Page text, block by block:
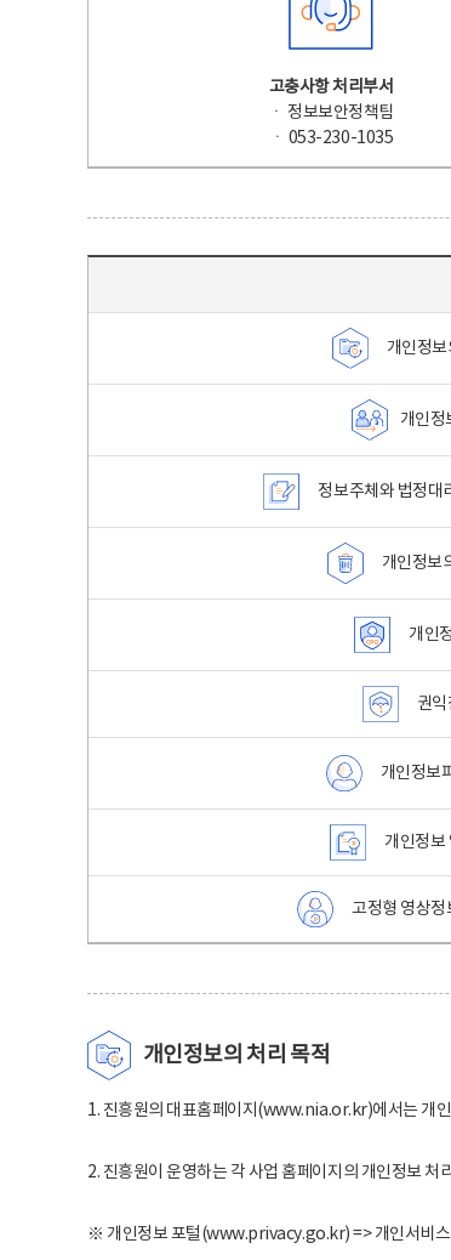
고충사항 처리부서
ㆍ 정보보안정책팀
ㆍ 053-230-1035
개인정보
개인정
정보주체와 법정대
개인정보
개인
권익
개인정보
개인정보
고정형 영상정
개인정보의 처리 목적
1. 진흥원의 대표홈페이지(www.nia.or.kr)에서는 개
2. 진흥원이 운영하는 각 사업 홈페이지의 개인정보
※ 개인정보 포털(www.privacy.go.kr) => 개인서비스